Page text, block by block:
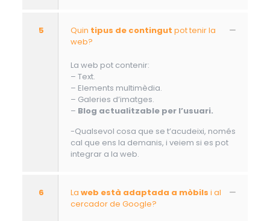
5 Quin tipus de contingut pot tenir la
web?
La web pot contenir:
– Text.
– Elements multimèdia.
– Galeries d’imatges.
– Blog actualitzable per l’usuari.
-Qualsevol cosa que se t’acudeixi, només
cal que ens la demanis, i veiem si es pot
integrar a la web.
6 La web està adaptada a mòbils i al
cercador de Google?